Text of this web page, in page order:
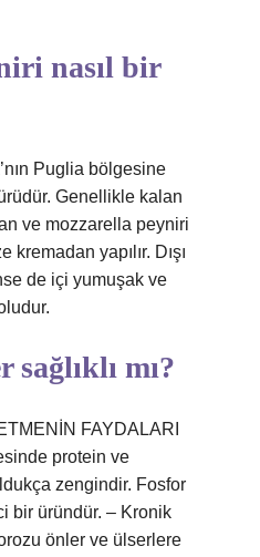
nasıl bir
Puglia bölgesine
Genellikle kalan
ve mozzarella peyniri
yapılır. Dışı
de içi yumuşak ve
mı?
FAYDALARI
protein ve
zengindir. Fosfor
bir üründür. – Kronik
önler ve ülserlere